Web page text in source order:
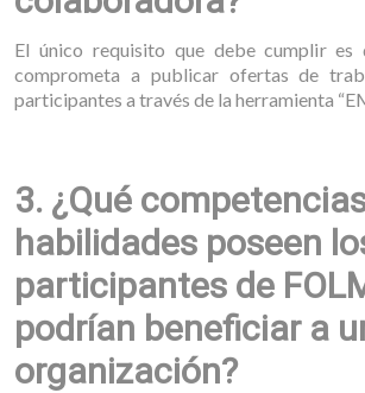
El único requisito que debe cumplir es
comprometa a publicar ofertas de
participantes a través de la herramienta
3. ¿Qué
habilidades poseen
participantes de
podrían beneficiar a
organización?